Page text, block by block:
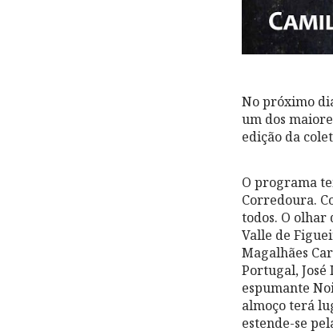
No próximo
um dos
edição da
O programa
Corredoura.
todos. O olhar
Valle de
Magalhães
Portugal,
espumante
almoço terá
estende-se